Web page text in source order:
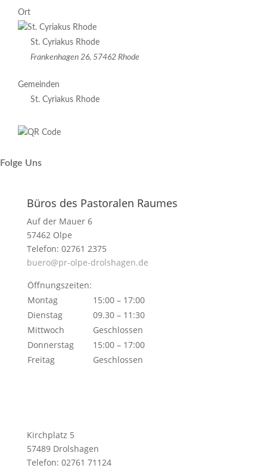
Ort
St. Cyriakus Rhode
Frankenhagen 26, 57462 Rhode
Gemeinden
St. Cyriakus Rhode
Folge Uns
Büros des Pastoralen Raumes
Auf der Mauer 6
57462 Olpe
Telefon: 02761 2375
buero@pr-olpe-drolshagen.de
Öffnungszeiten:
Montag
15:00 – 17:00
Dienstag
09.30 – 11:30
Mittwoch
Geschlossen
Donnerstag
15:00 – 17:00
Freitag
Geschlossen
Kirchplatz 5
57489 Drolshagen
Telefon: 02761 71124